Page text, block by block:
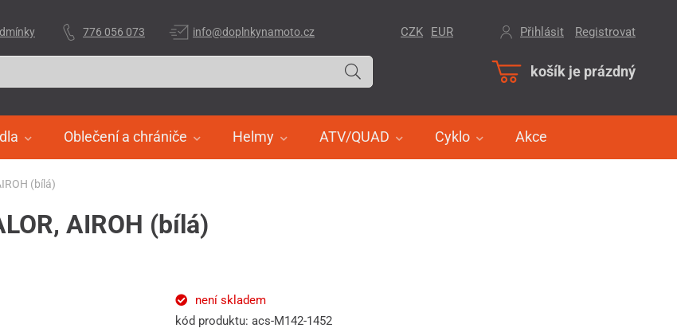
košík je prázdný
Oblečení a chrániče Helmy ATV/QUAD Cyklo Akce
CZK EUR Přihlásit Registrovat
776 056 073 info@doplnkynamoto.cz
(bílá)
AIROH (bílá)
není skladem
kód produktu: acs-M142-1452